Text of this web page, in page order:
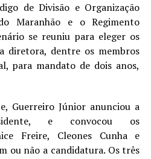
de Divisão e Organização
Maranhão e o Regimento
se reuniu para eleger os
diretora, dentre os membros
para mandato de dois anos,
Guerreiro Júnior anunciou a
e convocou os
Freire, Cleones Cunha e
ou não a candidatura. Os três